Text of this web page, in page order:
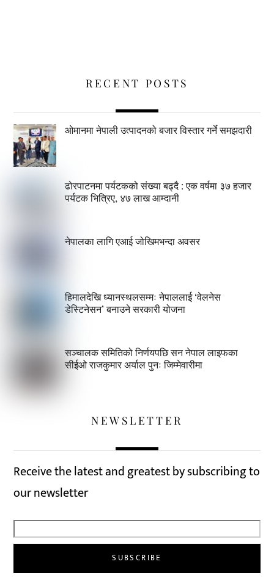
RECENT POSTS
ओमानमा नेपाली उत्पादनको बजार विस्तार गर्ने समझदारी
ढोरपाटनमा पर्यटकको संख्या बढ्दै : एक वर्षमा ३७ हजार
पर्यटक भित्रिए, ४७ लाख आम्दानी
नेपालका लागि एआई जोखिमभन्दा अवसर
हिमालदेखि ध्यानस्थलसम्मः नेपाललाई ‘वेलनेस
डेस्टिनेसन’ बनाउने सरकारी योजना
सञ्चालक समितिको निर्णयपछि सन नेपाल लाइफका
सीईओ राजकुमार अर्याल पुनः जिम्मेवारीमा
NEWSLETTER
Receive the latest and greatest by subscribing to
our newsletter